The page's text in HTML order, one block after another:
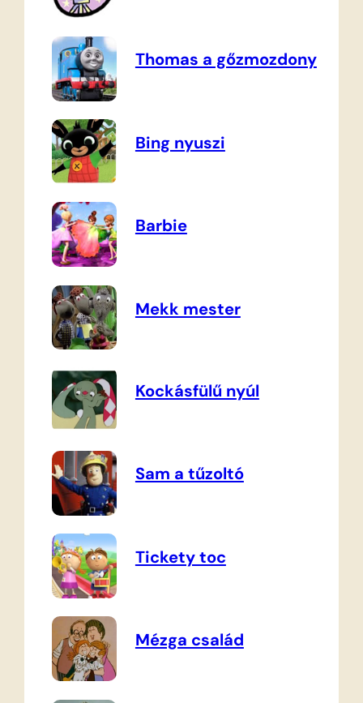
Thomas a gőzmozdony
Bing nyuszi
Barbie
Mekk mester
Kockásfülű nyúl
Sam a tűzoltó
Tickety toc
Mézga család